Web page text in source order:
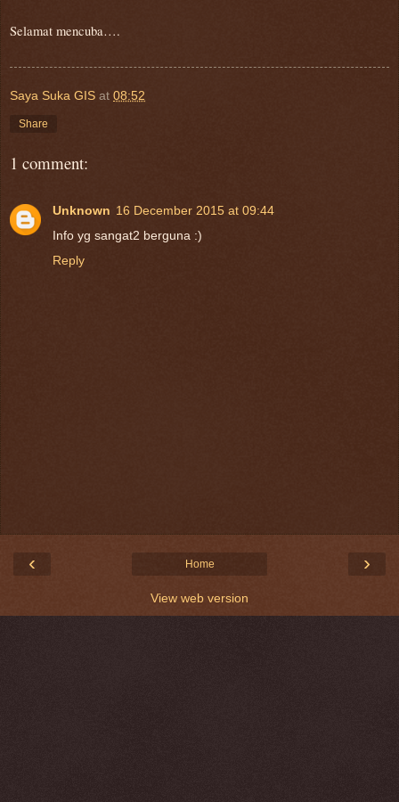
Selamat mencuba….
Saya Suka GIS at 08:52
Share
1 comment:
Unknown 16 December 2015 at 09:44
Info yg sangat2 berguna :)
Reply
‹ ›
Home
View web version